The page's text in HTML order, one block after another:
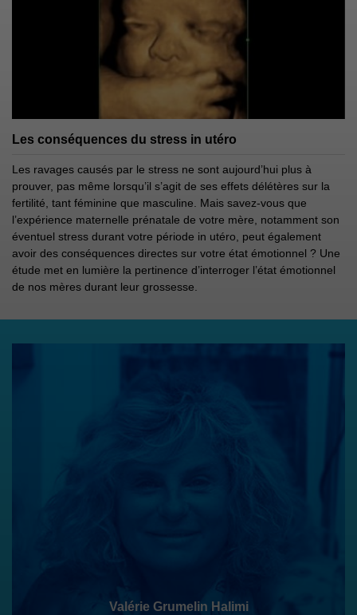
Les conséquences du stress in utéro
Les ravages causés par le stress ne sont aujourd’hui plus à
prouver, pas même lorsqu’il s’agit de ses effets délétères sur la
fertilité, tant féminine que masculine. Mais savez-vous que
l’expérience maternelle prénatale de votre mère, notamment son
éventuel stress durant votre période in utéro, peut également
avoir des conséquences directes sur votre état émotionnel ? Une
étude met en lumière la pertinence d’interroger l’état émotionnel
de nos mères durant leur grossesse.
Valérie Grumelin Halimi